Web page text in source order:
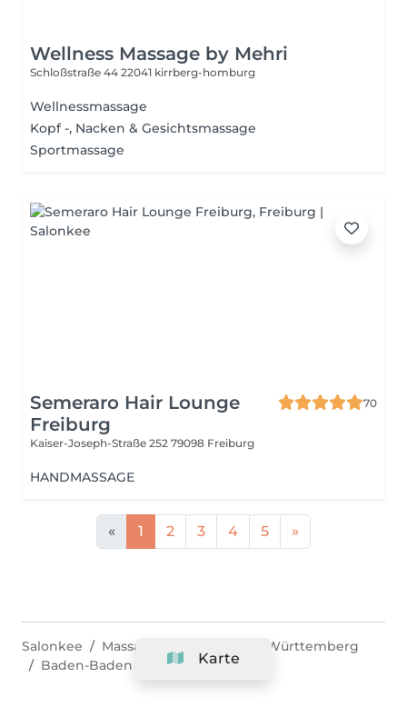
Wellness Massage by Mehri
Schloßstraße 44 22041 kirrberg-homburg
Wellnessmassage
Kopf -, Nacken & Gesichtsmassage
Sportmassage
Semeraro Hair Lounge
Freiburg
70
Kaiser-Joseph-Straße 252 79098 Freiburg
HANDMASSAGE
« 1 2 3 4 5 »
Karte
Salonkee Massage & Spa
Baden-Württemberg
Baden-Baden